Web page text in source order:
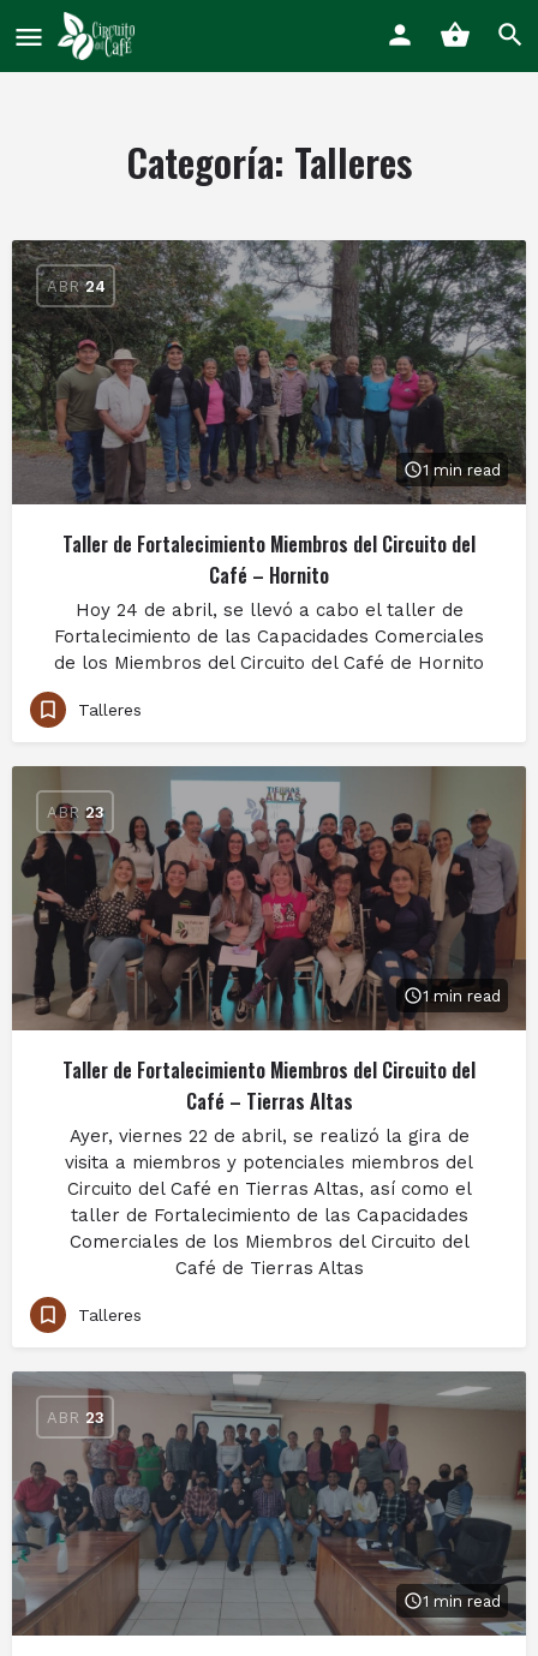
Categoría: Talleres
ABR 24
1 min read
Taller de Fortalecimiento Miembros del Circuito del
Café – Hornito
Hoy 24 de abril, se llevó a cabo el taller de
Fortalecimiento de las Capacidades Comerciales
de los Miembros del Circuito del Café de Hornito
Talleres
ABR 23
1 min read
Taller de Fortalecimiento Miembros del Circuito del
Café – Tierras Altas
Ayer, viernes 22 de abril, se realizó la gira de
visita a miembros y potenciales miembros del
Circuito del Café en Tierras Altas, así como el
taller de Fortalecimiento de las Capacidades
Comerciales de los Miembros del Circuito del
Café de Tierras Altas
Talleres
ABR 23
1 min read